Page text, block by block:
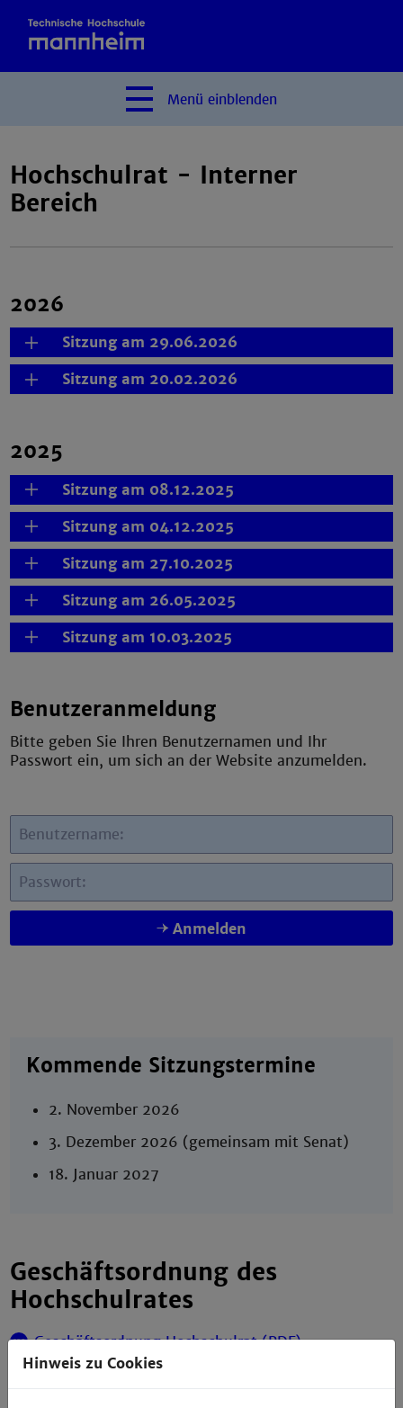
Menü einblenden
Hochschulrat - Interner
Bereich
2026
Sitzung am 29.06.2026
Sitzung am 20.02.2026
2025
Sitzung am 08.12.2025
Sitzung am 04.12.2025
Sitzung am 27.10.2025
Sitzung am 26.05.2025
Sitzung am 10.03.2025
Benutzeranmeldung
Bitte geben Sie Ihren Benutzernamen und Ihr
Passwort ein, um sich an der Website anzumelden.
Benutzername:
Passwort:
Anmelden
Kommende Sitzungstermine
2. November 2026
3. Dezember 2026 (gemeinsam mit Senat)
18. Januar 2027
Geschäftsordnung des
Hochschulrates
Geschäftsordnung Hochschulrat (PDF)
PDF 89 KB 16.12.2025
Hinweis zu Cookies